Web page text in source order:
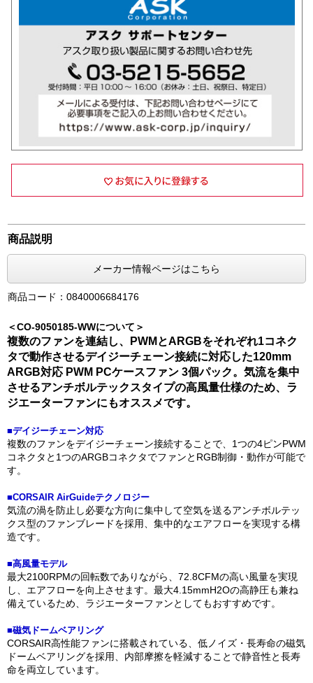
商品説明
メーカー情報ページはこちら
商品コード：0840006684176
＜CO-9050185-WWについて＞
複数のファンを連結し、PWMとARGBをそれぞれ1コネク
タで動作させるデイジーチェーン接続に対応した120mm
ARGB対応 PWM PCケースファン 3個パック。気流を集中
させるアンチボルテックスタイプの高風量仕様のため、ラ
ジエーターファンにもオススメです。
■デイジーチェーン対応
複数のファンをデイジーチェーン接続することで、1つの4ピンPWM
コネクタと1つのARGBコネクタでファンとRGB制御・動作が可能で
す。
■CORSAIR AirGuideテクノロジー
気流の渦を防止し必要な方向に集中して空気を送るアンチボルテッ
クス型のファンブレードを採用、集中的なエアフローを実現する構
造です。
■高風量モデル
最大2100RPMの回転数でありながら、72.8CFMの高い風量を実現
し、エアフローを向上させます。最大4.15mmH2Oの高静圧も兼ね
備えているため、ラジエーターファンとしてもおすすめです。
■磁気ドームベアリング
CORSAIR高性能ファンに搭載されている、低ノイズ・長寿命の磁気
ドームベアリングを採用、内部摩擦を軽減することで静音性と長寿
命を両立しています。